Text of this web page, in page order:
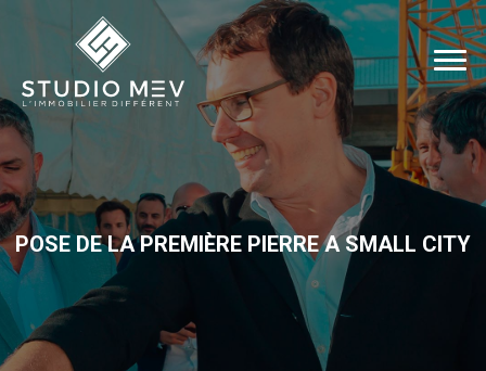
POSE DE LA PREMIÈRE PIERRE A SMALL CITY